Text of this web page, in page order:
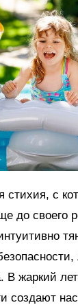
с
до своего
В жаркий
создают